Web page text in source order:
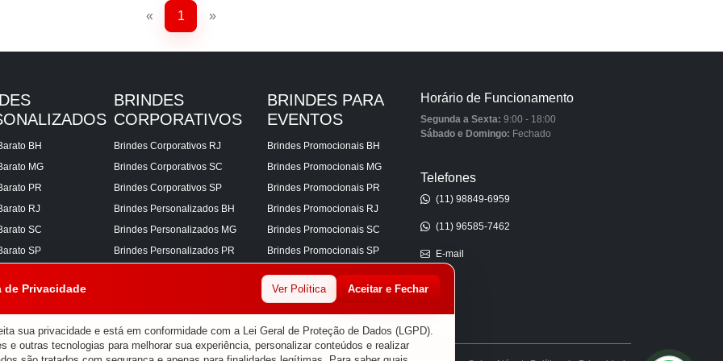
« 1 »
BH
MG
PR
RJ
SC
SP
MG
PR
BRINDES
CORPORATIVOS
Brindes Corporativos RJ
Brindes Corporativos SC
Brindes Corporativos SP
Brindes Personalizados BH
Brindes Personalizados MG
Brindes Personalizados PR
Brindes Personalizados SP
BRINDES PARA
EVENTOS
Brindes Promocionais BH
Brindes Promocionais MG
Brindes Promocionais PR
Brindes Promocionais RJ
Brindes Promocionais SC
Brindes Promocionais SP
Brindes Promocionais CE
Brindes Promocionais ES
Horário de Funcionamento
Segunda a Sexta: 9:00 - 18:00
Sábado e Domingo: Fechado
Telefones
(11) 98849-6959
(11) 96585-7462
E-mail
de Privacidade Ver Política Aceitar e Fechar
sua privacidade e está em conformidade com a Lei Geral de Proteção de Dados (LGPD).
e outras tecnologias para melhorar sua experiência, personalizar conteúdos e realizar